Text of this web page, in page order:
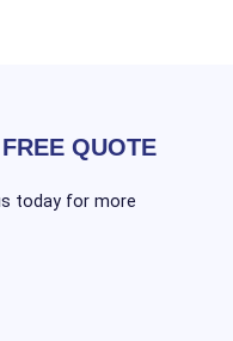
QUOTE
today for more